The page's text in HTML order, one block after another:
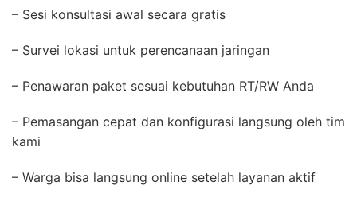
– Sesi konsultasi awal secara gratis
– Survei lokasi untuk perencanaan jaringan
– Penawaran paket sesuai kebutuhan RT/RW Anda
– Pemasangan cepat dan konfigurasi langsung oleh tim
kami
– Warga bisa langsung online setelah layanan aktif